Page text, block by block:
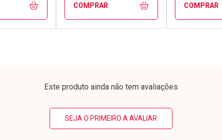
COMPRAR COMPRAR
Este produto ainda não tem avaliações
SEJA O PRIMEIRO A AVALIAR